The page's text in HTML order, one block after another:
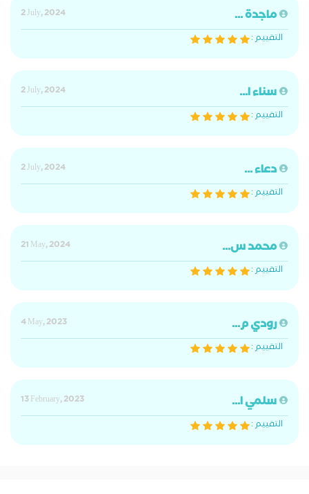
ماجدة ...
2 July, 2024
التقييم :
سناء ا...
2 July, 2024
التقييم :
دعاء ...
2 July, 2024
التقييم :
محمد س...
21 May, 2024
التقييم :
رودي م...
4 May, 2023
التقييم :
سلمي ا...
13 February, 2023
التقييم :